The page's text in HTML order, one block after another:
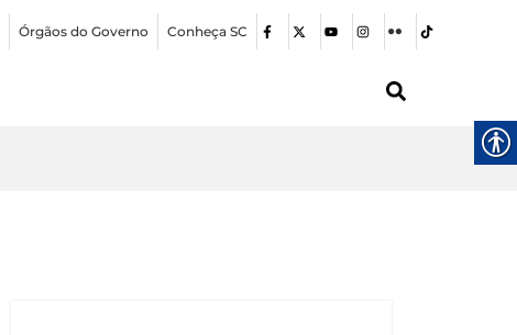
Órgãos do Governo Conheça SC